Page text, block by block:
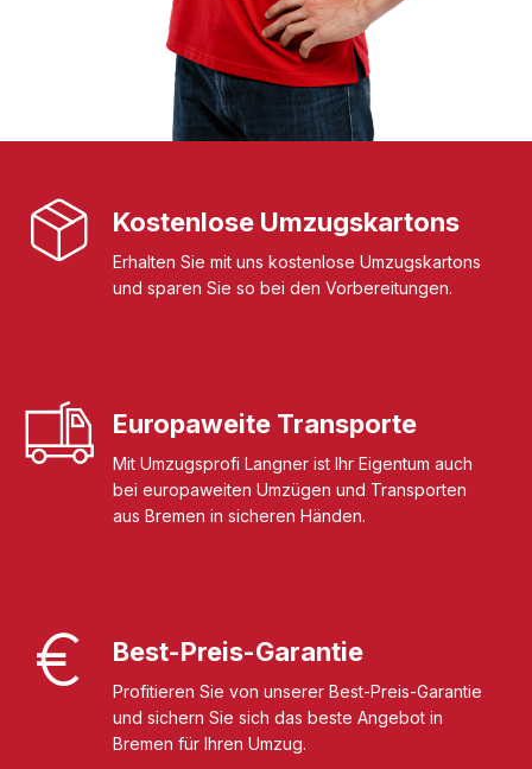
Kostenlose Umzugskartons
Erhalten Sie mit uns kostenlose Umzugskartons
und sparen Sie so bei den Vorbereitungen.
Europaweite Transporte
Mit Umzugsprofi Langner ist Ihr Eigentum auch
bei europaweiten Umzügen und Transporten
aus Bremen in sicheren Händen.
Best-Preis-Garantie
Profitieren Sie von unserer Best-Preis-Garantie
und sichern Sie sich das beste Angebot in
Bremen für Ihren Umzug.